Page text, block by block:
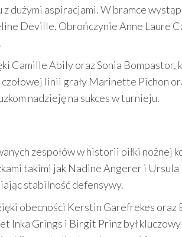
dużymi aspiracjami. W bramce
Deville. Obrończynie Anne Laure
Camille Abily oraz Sonia
linii grały Marinette Pichon
nadzieję na sukces w turnieju.
zespołów w historii piłki
takimi jak Nadine Angerer i
stabilność defensywy.
obecności Kerstin Garefrekes
Inka Grings i Birgit Prinz był